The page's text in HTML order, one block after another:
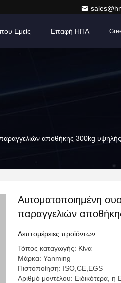
Εμείς Επαφή ΗΠΑ
αποθήκης 300kg
Αυτοματοποιημένη
παραγγελιών
Λεπτομέρειες προϊόντων
Τόπος καταγωγής: Κίνα
Μάρκα: Yanming
Πιστοποίηση: ISO,CE,EGS
Αριθμό μοντέλου: Ειδικότερα,